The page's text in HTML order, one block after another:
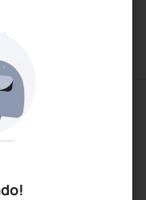
de limpeza diário